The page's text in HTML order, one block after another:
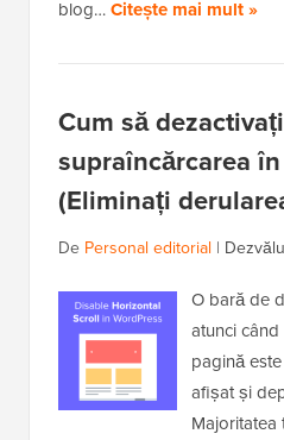
blog…Citește mai mult »
Cum să dezactivați
supraîncărcarea
(Eliminați
De Personal editorial |
O bară de
atunci
pagină
afișat și
Majoritatea